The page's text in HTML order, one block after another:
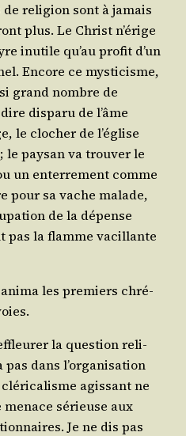
reli­gion sont à jamais
plus. Le Christ n’érige
inutile qu’au pro­fit d’un
Encore ce mys­ti­cisme,
grand nombre de
dis­pa­ru de l’âme
le clo­cher de l’église
le pay­san va trou­ver le
un enter­re­ment comme
pour sa vache malade,
de la dépense
pas la flamme vacillante
les pre­miers chré­
effleu­rer la ques­tion reli­
dans l’organisation
agis­sant ne
sérieuse aux
Je ne dis pas